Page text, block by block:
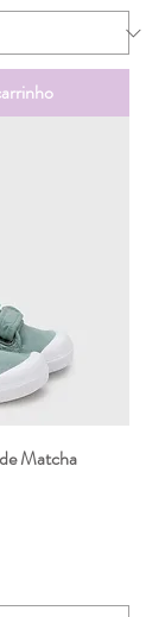
Matcha